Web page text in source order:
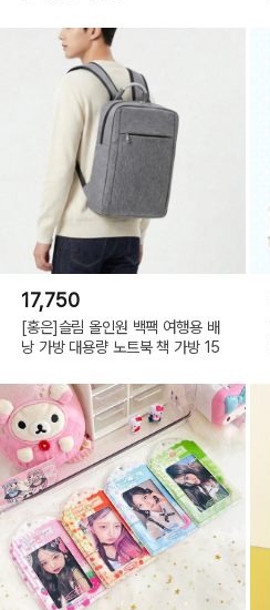
17,750
[홍은]슬림 올인원 백팩 여행용 배
낭 가방 대용량 노트북 책 가방 15